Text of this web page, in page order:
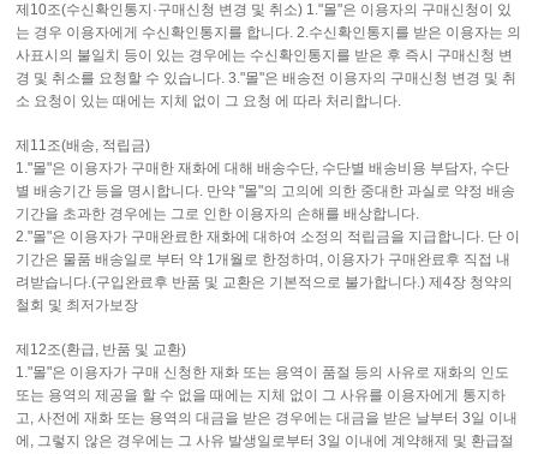
제10조(수신확인통지·구매신청 변경 및 취소) 1."몰"은 이용자의 구매신청이 있
는 경우 이용자에게 수신확인통지를 합니다. 2.수신확인통지를 받은 이용자는 의
사표시의 불일치 등이 있는 경우에는 수신확인통지를 받은 후 즉시 구매신청 변
경 및 취소를 요청할 수 있습니다. 3."몰"은 배송전 이용자의 구매신청 변경 및 취
소 요청이 있는 때에는 지체 없이 그 요청 에 따라 처리합니다.
제11조(배송, 적립금)
1."몰"은 이용자가 구매한 재화에 대해 배송수단, 수단별 배송비용 부담자, 수단
별 배송기간 등을 명시합니다. 만약 "몰"의 고의에 의한 중대한 과실로 약정 배송
기간을 초과한 경우에는 그로 인한 이용자의 손해를 배상합니다.
2."몰"은 이용자가 구매완료한 재화에 대하여 소정의 적립금을 지급합니다. 단 이
기간은 물품 배송일로 부터 약 1개월로 한정하며, 이용자가 구매완료후 직접 내
려받습니다.(구입완료후 반품 및 교환은 기본적으로 불가합니다.) 제4장 청약의
철회 및 최저가보장
제12조(환급, 반품 및 교환)
1."몰"은 이용자가 구매 신청한 재화 또는 용역이 품절 등의 사유로 재화의 인도
또는 용역의 제공을 할 수 없을 때에는 지체 없이 그 사유를 이용자에게 통지하
고, 사전에 재화 또는 용역의 대금을 받은 경우에는 대금을 받은 날부터 3일 이내
에, 그렇지 않은 경우에는 그 사유 발생일로부터 3일 이내에 계약해제 및 환급절